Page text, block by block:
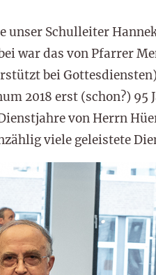
unser Schulleiter
war das von Pfarrer
bei
2018 erst (schon?)
von Herrn
viele geleistete